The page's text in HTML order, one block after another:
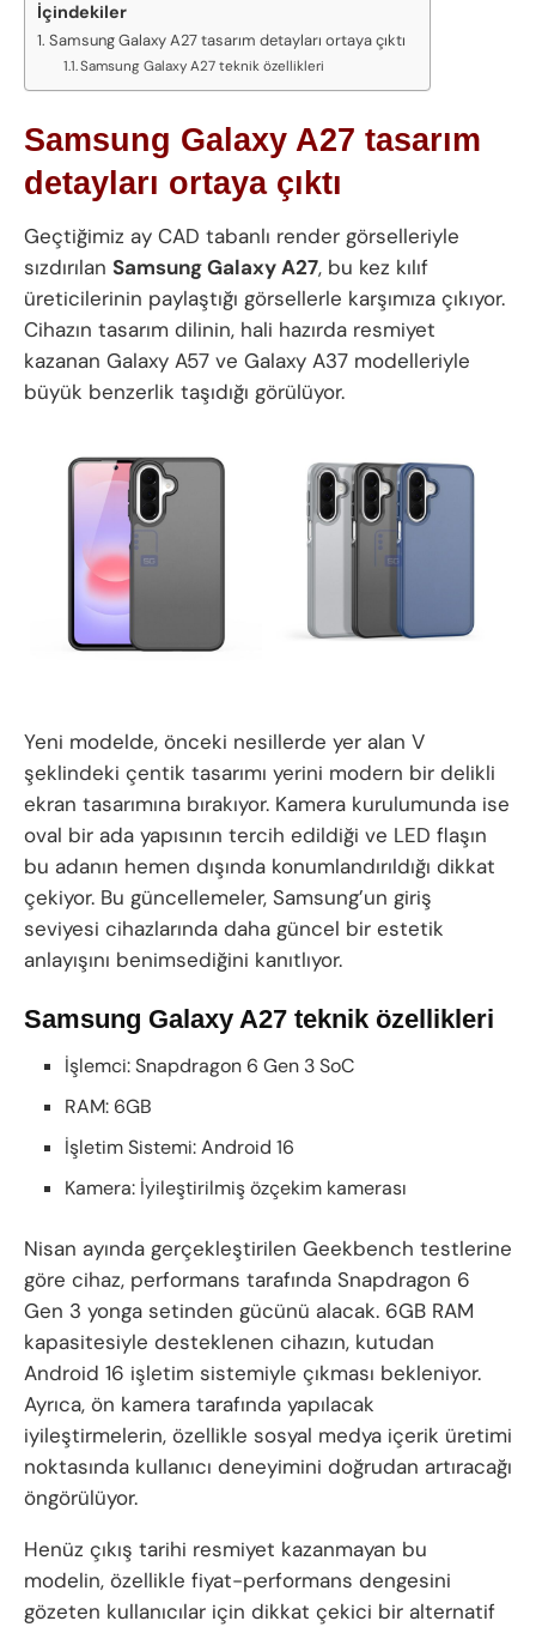
İçindekiler
Samsung Galaxy A27 tasarım detayları ortaya çıktı
Samsung Galaxy A27 teknik özellikleri
Samsung Galaxy A27 tasarım
detayları ortaya çıktı
Geçtiğimiz ay CAD tabanlı render görselleriyle
sızdırılan Samsung Galaxy A27, bu kez kılıf
üreticilerinin paylaştığı görsellerle karşımıza çıkıyor.
Cihazın tasarım dilinin, hali hazırda resmiyet
kazanan Galaxy A57 ve Galaxy A37 modelleriyle
büyük benzerlik taşıdığı görülüyor.
Yeni modelde, önceki nesillerde yer alan V
şeklindeki çentik tasarımı yerini modern bir delikli
ekran tasarımına bırakıyor. Kamera kurulumunda ise
oval bir ada yapısının tercih edildiği ve LED flaşın
bu adanın hemen dışında konumlandırıldığı dikkat
çekiyor. Bu güncellemeler, Samsung’un giriş
seviyesi cihazlarında daha güncel bir estetik
anlayışını benimsediğini kanıtlıyor.
Samsung Galaxy A27 teknik özellikleri
İşlemci: Snapdragon 6 Gen 3 SoC
RAM: 6GB
İşletim Sistemi: Android 16
Kamera: İyileştirilmiş özçekim kamerası
Nisan ayında gerçekleştirilen Geekbench testlerine
göre cihaz, performans tarafında Snapdragon 6
Gen 3 yonga setinden gücünü alacak. 6GB RAM
kapasitesiyle desteklenen cihazın, kutudan
Android 16 işletim sistemiyle çıkması bekleniyor.
Ayrıca, ön kamera tarafında yapılacak
iyileştirmelerin, özellikle sosyal medya içerik üretimi
noktasında kullanıcı deneyimini doğrudan artıracağı
öngörülüyor.
Henüz çıkış tarihi resmiyet kazanmayan bu
modelin, özellikle fiyat-performans dengesini
gözeten kullanıcılar için dikkat çekici bir alternatif